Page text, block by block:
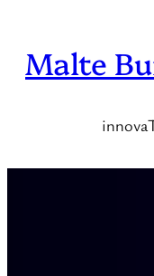
springen
Malte